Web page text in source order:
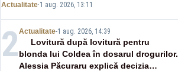
migranților din Ceuta. Zeci de oameni
au murit
Actualitate·1 aug. 2026, 13:11
2Actualitate-1 aug. 2026, 14:39
Lovitură după lovitură pentru
blonda lui Coldea în dosarul drogurilor.
Alessia Păcuraru explică decizia